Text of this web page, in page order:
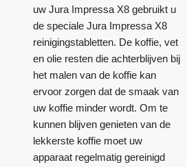
uw Jura Impressa X8 gebruikt u
de speciale Jura Impressa X8
reinigingstabletten. De koffie, vet
en olie resten die achterblijven bij
het malen van de koffie kan
ervoor zorgen dat de smaak van
uw koffie minder wordt. Om te
kunnen blijven genieten van de
lekkerste koffie moet uw
apparaat regelmatig gereinigd